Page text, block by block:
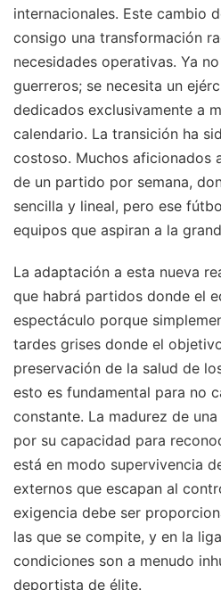
internacionales. Este cambio
consigo una transformación
necesidades operativas. Ya
guerreros; se necesita un
dedicados exclusivamente a
calendario. La transición ha
costoso. Muchos aficionados
de un partido por semana,
sencilla y lineal, pero ese
equipos que aspiran a la
La adaptación a esta nueva
que habrá partidos donde el
espectáculo porque
tardes grises donde el
preservación de la salud de
esto es fundamental para no
constante. La madurez de
por su capacidad para
está en modo supervivencia
externos que escapan al
exigencia debe ser
las que se compite, y en la
condiciones son a menudo
deportista de élite.